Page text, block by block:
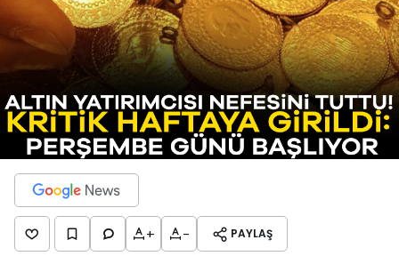
+ - PAYLAŞ